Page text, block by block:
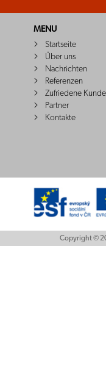
MENU
Startseite
Über uns
Nachrichten
Referenzen
Zufriedene
Partner
Kontakte
Copyright ©